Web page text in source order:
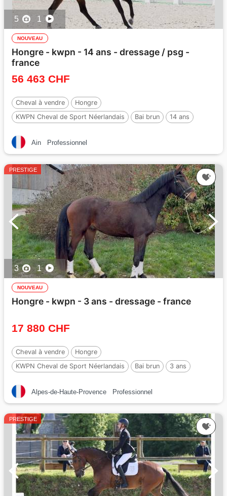
5 1
NOUVEAU
Hongre - kwpn - 14 ans - dressage / psg -
france
56 463 CHF
Cheval à vendre
Hongre
KWPN Cheval de Sport Néerlandais
Bai brun
14 ans
Ain
Professionnel
PRESTIGE
3 1
NOUVEAU
Hongre - kwpn - 3 ans - dressage - france
17 880 CHF
Cheval à vendre
Hongre
KWPN Cheval de Sport Néerlandais
Bai brun
3 ans
Alpes-de-Haute-Provence
Professionnel
PRESTIGE